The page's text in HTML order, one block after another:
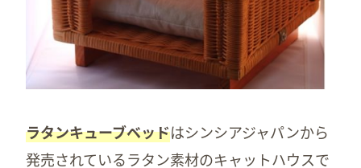
ラタンキューブベッドはシンシアジャパンから
発売されているラタン素材のキャットハウスで